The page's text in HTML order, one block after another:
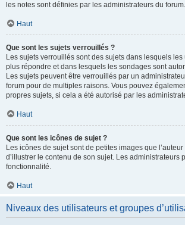
les notes sont définies par les administrateurs du forum.
Haut
Que sont les sujets verrouillés ?
Les sujets verrouillés sont des sujets dans lesquels
plus répondre et dans lesquels les sondages sont
Les sujets peuvent être verrouillés par un
forum pour de multiples raisons. Vous pouvez
propres sujets, si cela a été autorisé par les
Haut
Que sont les icônes de sujet ?
Les icônes de sujet sont de petites images que
d’illustrer le contenu de son sujet. Les administrateurs
fonctionnalité.
Haut
Niveaux des utilisateurs et groupes